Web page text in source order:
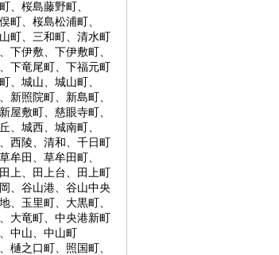
、桜島藤野町、
町、桜島松浦町、
町、三和町、清水町
下伊敷、下伊敷町、
下竜尾町、下福元町
、城山、城山町、
新照院町、新島町、
屋敷町、慈眼寺町、
、城西、城南町、
西陵、清和、千日町
牟田、草牟田町、
上、田上台、田上町
、谷山港、谷山中央
、玉里町、大黒町、
大竜町、中央港新町
中山、中山町
樋之口町、照国町、